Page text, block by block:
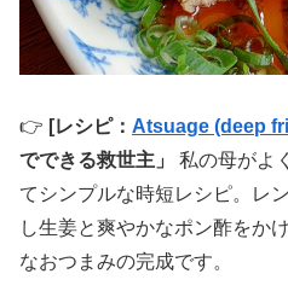
👉 [レシピ： Atsuage (deep
でできる救世主」
私の母がよ
てシンプルな時短レシピ。レ
し生姜と爽やかなポン酢をか
なおつまみの完成です。